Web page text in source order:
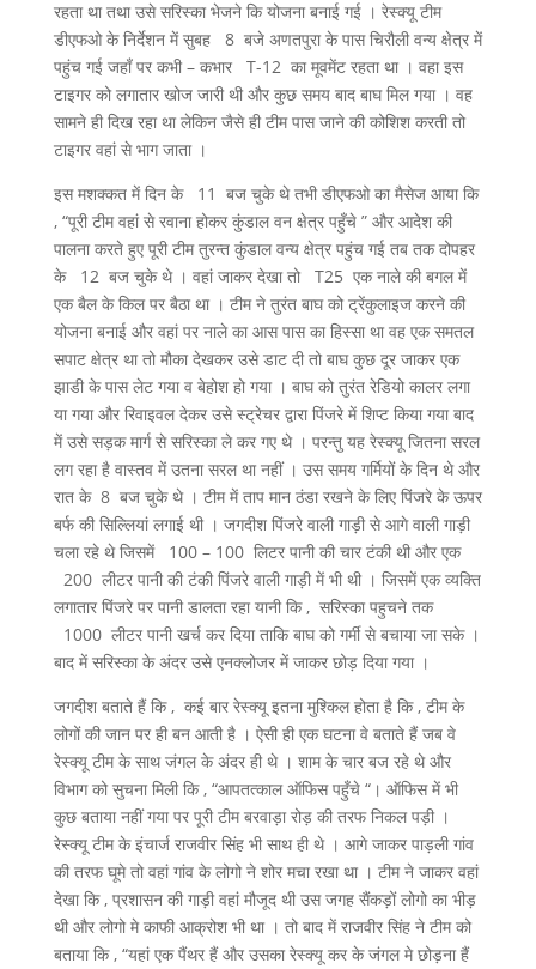
रहता था तथा उसे सरिस्का भेजने कि योजना बनाई गई । रेस्क्यू टीम
डीएफओ के निर्देशन में सुबह 8 बजे अणतपुरा के पास चिरौली वन्य क्षेत्र में
पहुंच गई जहाँ पर कभी – कभार T-12 का मूवमेंट रहता था । वहा इस
टाइगर को लगातार खोज जारी थी और कुछ समय बाद बाघ मिल गया । वह
सामने ही दिख रहा था लेकिन जैसे ही टीम पास जाने की कोशिश करती तो
टाइगर वहां से भाग जाता ।
इस मशक्कत में दिन के 11 बज चुके थे तभी डीएफओ का मैसेज आया कि
, “पूरी टीम वहां से रवाना होकर कुंडाल वन क्षेत्र पहुँचे ” और आदेश की
पालना करते हुए पूरी टीम तुरन्त कुंडाल वन्य क्षेत्र पहुंच गई तब तक दोपहर
के 12 बज चुके थे । वहां जाकर देखा तो T25 एक नाले की बगल में
एक बैल के किल पर बैठा था । टीम ने तुरंत बाघ को ट्रेंकुलाइज करने की
योजना बनाई और वहां पर नाले का आस पास का हिस्सा था वह एक समतल
सपाट क्षेत्र था तो मौका देखकर उसे डाट दी तो बाघ कुछ दूर जाकर एक
झाडी के पास लेट गया व बेहोश हो गया । बाघ को तुरंत रेडियो कालर लगा
या गया और रिवाइवल देकर उसे स्ट्रेचर द्वारा पिंजरे में शिप्ट किया गया बाद
में उसे सड़क मार्ग से सरिस्का ले कर गए थे । परन्तु यह रेस्क्यू जितना सरल
लग रहा है वास्तव में उतना सरल था नहीं । उस समय गर्मियों के दिन थे और
रात के 8 बज चुके थे । टीम में ताप मान ठंडा रखने के लिए पिंजरे के ऊपर
बर्फ की सिल्लियां लगाई थी । जगदीश पिंजरे वाली गाड़ी से आगे वाली गाड़ी
चला रहे थे जिसमें 100 – 100 लिटर पानी की चार टंकी थी और एक
200 लीटर पानी की टंकी पिंजरे वाली गाड़ी में भी थी । जिसमें एक व्यक्ति
लगातार पिंजरे पर पानी डालता रहा यानी कि , सरिस्का पहुचने तक
1000 लीटर पानी खर्च कर दिया ताकि बाघ को गर्मी से बचाया जा सके ।
बाद में सरिस्का के अंदर उसे एनक्लोजर में जाकर छोड़ दिया गया ।
जगदीश बताते हैं कि , कई बार रेस्क्यू इतना मुश्किल होता है कि , टीम के
लोगों की जान पर ही बन आती है । ऐसी ही एक घटना वे बताते हैं जब वे
रेस्क्यू टीम के साथ जंगल के अंदर ही थे । शाम के चार बज रहे थे और
विभाग को सुचना मिली कि , “आपतत्काल ऑफिस पहुँचे “। ऑफिस में भी
कुछ बताया नहीं गया पर पूरी टीम बरवाड़ा रोड़ की तरफ निकल पड़ी ।
रेस्क्यू टीम के इंचार्ज राजवीर सिंह भी साथ ही थे । आगे जाकर पाड़ली गांव
की तरफ घूमे तो वहां गांव के लोगो ने शोर मचा रखा था । टीम ने जाकर वहां
देखा कि , प्रशासन की गाड़ी वहां मौजूद थी उस जगह सैंकड़ों लोगो का भीड़
थी और लोगो मे काफी आक्रोश भी था । तो बाद में राजवीर सिंह ने टीम को
बताया कि , “यहां एक पैंथर हैं और उसका रेस्क्यू कर के जंगल मे छोड़ना हैं